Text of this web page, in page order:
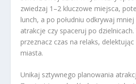
zwiedzaj 1–2 kluczowe miejsca,
lunch, a po południu odkrywaj
atrakcje czy spaceruj po
przeznacz czas na relaks,
miasta.
Unikaj sztywnego planowania